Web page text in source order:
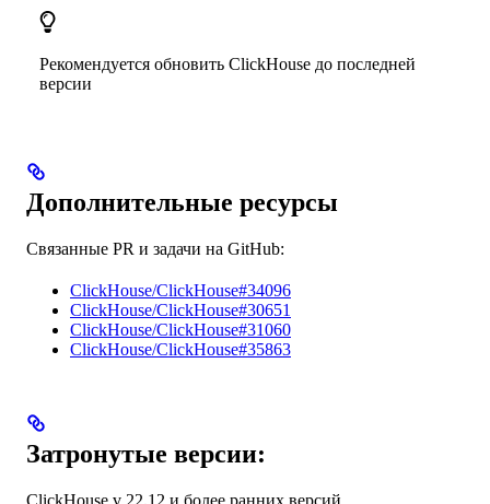
Рекомендуется обновить ClickHouse до последней
версии
Дополнительные ресурсы
Связанные PR и задачи на GitHub:
ClickHouse/ClickHouse#34096
ClickHouse/ClickHouse#30651
ClickHouse/ClickHouse#31060
ClickHouse/ClickHouse#35863
Затронутые версии: